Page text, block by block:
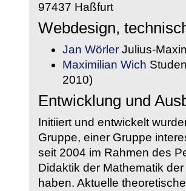
97437 Haßfurt
Webdesign,
Jan Wörler Julius-
Maximilian Wich
2010)
Entwicklung und
Initiiert und entwickelt
Gruppe, einer Gruppe
seit 2004 im Rahmen des
Didaktik der Mathematik
haben. Aktuelle